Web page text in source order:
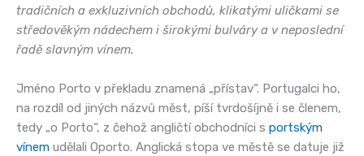
tradičních a exkluzivních obchodů, klikatými uličkami se
středověkým nádechem i širokými bulváry a v neposlední
řadě slavným vínem.
Jméno Porto v překladu znamená „přístav“. Portugalci ho,
na rozdíl od jiných názvů měst, píší tvrdošíjně i se členem,
tedy „o Porto“, z čehož angličtí obchodníci s portským
vínem udělali Oporto. Anglická stopa ve městě se datuje již